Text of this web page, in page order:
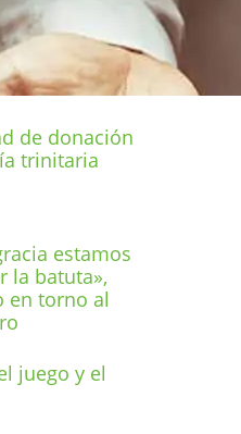
de donación
trinitaria
estamos
la batuta»,
en torno al
juego y el